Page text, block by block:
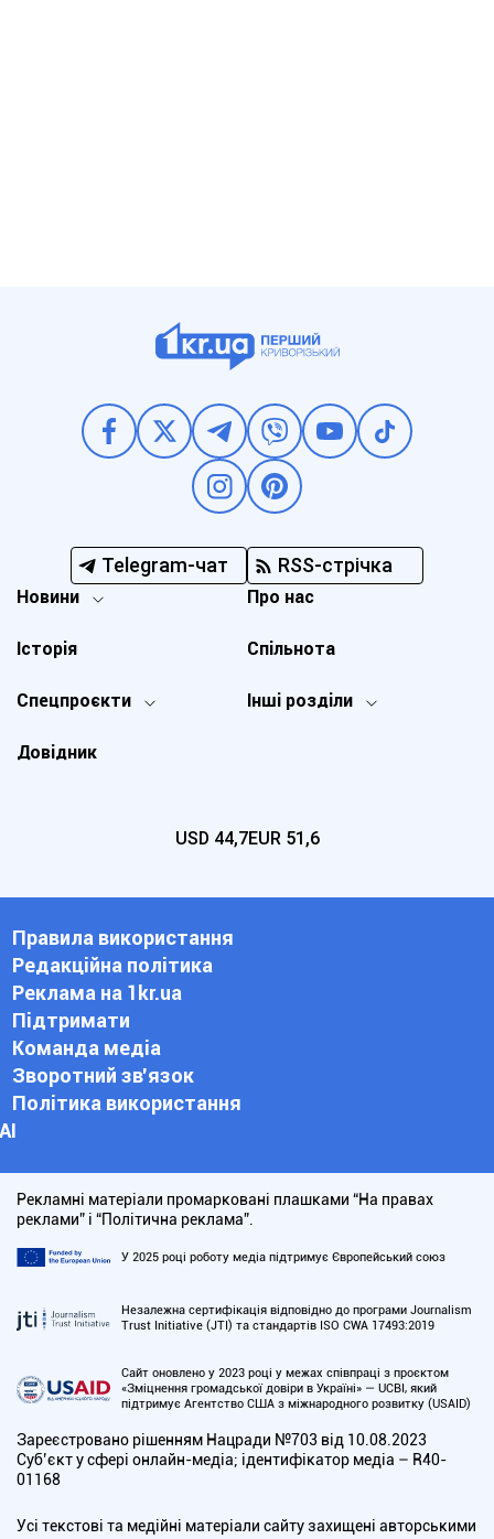
Telegram-чат RSS-стрічка
Новини
Спецпроєкти Інші розділи
Історія
Про нас
Довідник
Спільнота
USD 44,7EUR 51,6
Правила використання
Редакційна політика
Реклама на 1kr.ua
Підтримати
Команда медіа
Зворотний зв'язок
Політика використання
АІ
Рекламні матеріали промарковані плашками “На правах
реклами” і “Політична реклама”.
У 2025 році роботу медіа підтримує Європейський союз
Незалежна сертифікація відповідно до програми Journalism
Trust Initiative (JTI) та стандартів ISO CWA 17493:2019
Сайт оновлено у 2023 році у межах співпраці з проєктом
«Зміцнення громадської довіри в Україні» — UCBI, який
підтримує Агентство США з міжнародного розвитку (USAID)
Зареєстровано рішенням Нацради №703 від 10.08.2023
Cуб’єкт у сфері онлайн-медіа; ідентифікатор медіа – R40-
01168
Усі текстові та медійні матеріали сайту захищені авторськими